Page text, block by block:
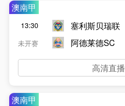
澳南甲
13:30
未开赛
塞利斯贝瑞联
阿德莱德SC
高清直播
澳南甲